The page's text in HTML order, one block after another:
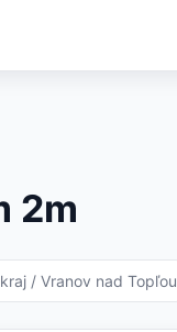
2m
/ Vranov nad Topľou